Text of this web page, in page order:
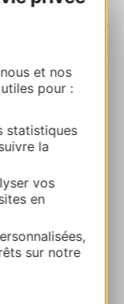
et nos
pour :
statistiques
la
vos
en
sur notre
contributors
RIGAUD